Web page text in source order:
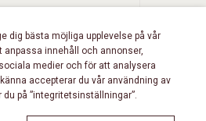
OSS PÅ FACEBOOK!
dig bästa möjliga upplevelse på vår
anpassa innehåll och annonser,
medier och för att analysera
accepterar du vår användning av
på ”integritetsinställningar”.